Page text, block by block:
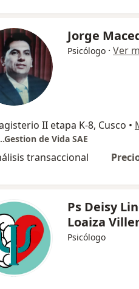
Jorge
Psicólogo · Ver
II etapa K-8, Cusco •
de Vida SAE
transaccional
Ps Deisy
Loaiza
Psicólogo